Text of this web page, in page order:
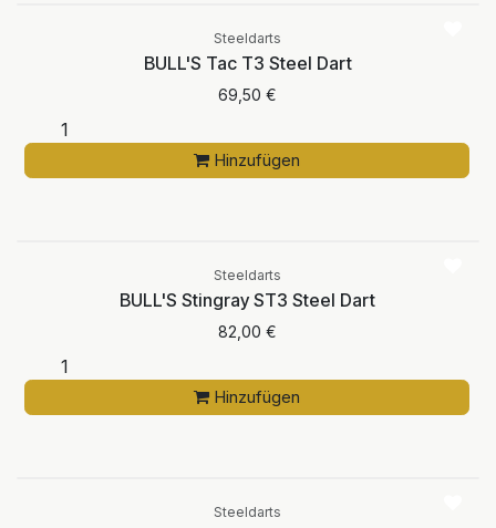
Steeldarts
BULL'S Tac T3 Steel Dart
69,50 €
Hinzufügen
Steeldarts
BULL'S Stingray ST3 Steel Dart
82,00 €
Hinzufügen
Steeldarts